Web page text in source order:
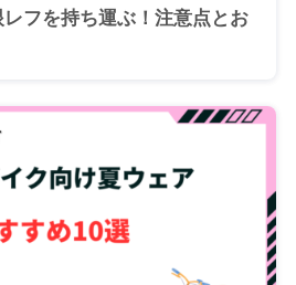
フを持ち運ぶ！注意点とお